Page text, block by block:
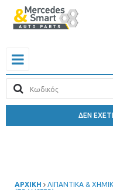
ΔΕΝ
ΑΡΧΙΚΗ ΛΙΠΑΝΤΙΚΑ &